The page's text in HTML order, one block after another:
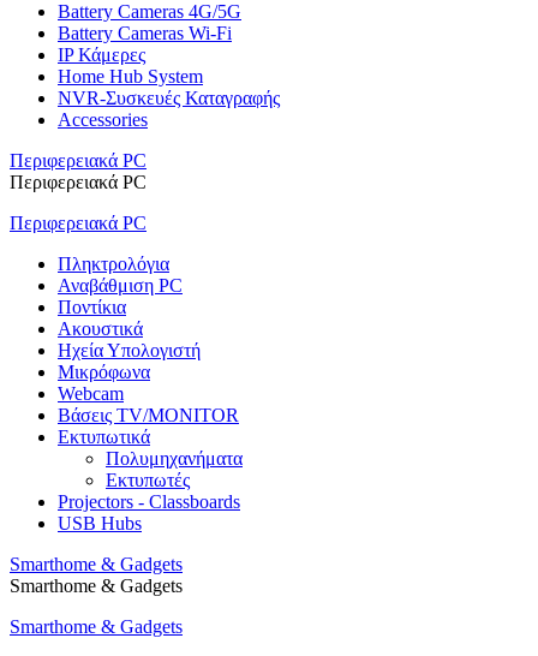
Battery Cameras 4G/5G
Battery Cameras Wi-Fi
IP Κάμερες
Home Hub System
NVR-Συσκευές Καταγραφής
Accessories
Περιφερειακά PC
Περιφερειακά PC
Περιφερειακά PC
Πληκτρολόγια
Αναβάθμιση PC
Ποντίκια
Ακουστικά
Ηχεία Υπολογιστή
Μικρόφωνα
Webcam
Βάσεις TV/MONITOR
Εκτυπωτικά
Πολυμηχανήματα
Εκτυπωτές
Projectors - Classboards
USB Hubs
Smarthome & Gadgets
Smarthome & Gadgets
Smarthome & Gadgets